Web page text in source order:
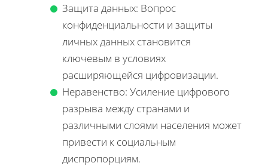
Защита данных: Вопрос
конфиденциальности и защиты
личных данных становится
ключевым в условиях
расширяющейся цифровизации.
Неравенство: Усиление цифрового
разрыва между странами и
различными слоями населения может
привести к социальным
диспропорциям.